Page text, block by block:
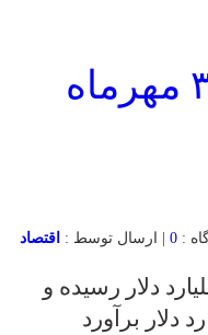
قیمت اتریوم امروز چهارشنبه ۳۰ مهرماه
0 | ارسال توسط : اقتصاد
ارزش کل بازار اتریوم به حدود ۴۶۶.۱ میلیارد دلار رسیده و
گذشته آن نیز بیش از ۵۲ میلیارد دلار برآورد